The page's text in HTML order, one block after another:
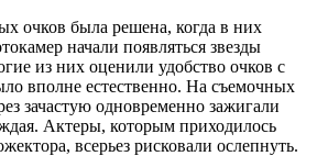
очков была решена, когда в них
начали появляться звезды
из них оценили удобство очков с
вполне естественно. На съемочных
зачастую одновременно зажигали
Актеры, которым приходилось
всерьез рисковали ослепнуть.